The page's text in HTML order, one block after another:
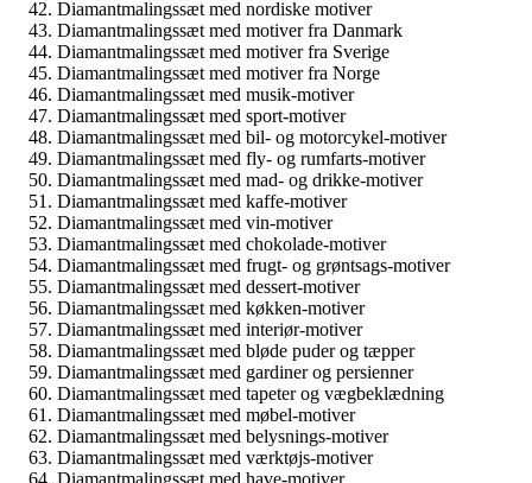
Diamantmalingssæt med nordiske motiver
Diamantmalingssæt med motiver fra Danmark
Diamantmalingssæt med motiver fra Sverige
Diamantmalingssæt med motiver fra Norge
Diamantmalingssæt med musik-motiver
Diamantmalingssæt med sport-motiver
Diamantmalingssæt med bil- og motorcykel-motiver
Diamantmalingssæt med fly- og rumfarts-motiver
Diamantmalingssæt med mad- og drikke-motiver
Diamantmalingssæt med kaffe-motiver
Diamantmalingssæt med vin-motiver
Diamantmalingssæt med chokolade-motiver
Diamantmalingssæt med frugt- og grøntsags-motiver
Diamantmalingssæt med dessert-motiver
Diamantmalingssæt med køkken-motiver
Diamantmalingssæt med interiør-motiver
Diamantmalingssæt med bløde puder og tæpper
Diamantmalingssæt med gardiner og persienner
Diamantmalingssæt med tapeter og vægbeklædning
Diamantmalingssæt med møbel-motiver
Diamantmalingssæt med belysnings-motiver
Diamantmalingssæt med værktøjs-motiver